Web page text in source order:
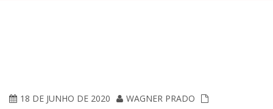
18 DE JUNHO DE 2020 WAGNER PRADO